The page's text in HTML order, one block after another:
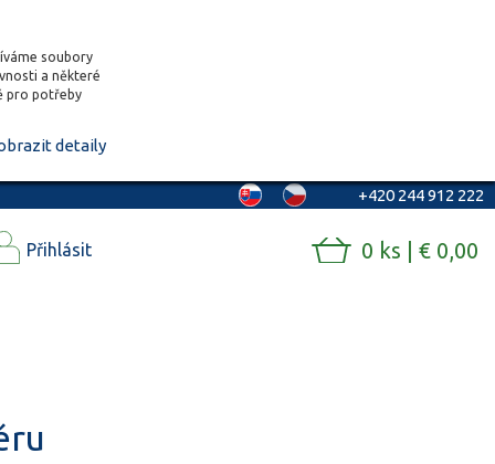
soubory
a některé
pro potřeby
detaily
+420 244 912 222
Přihlásit 0 ks | € 0,00